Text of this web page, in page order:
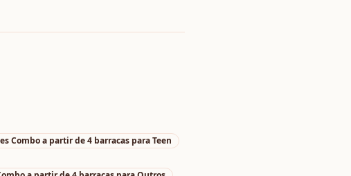
Combo a partir de 4 barracas paraTeen